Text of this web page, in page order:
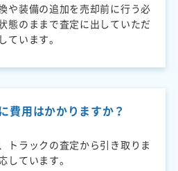
や装備の追加を売却前に行う必
態のままで査定に出していただ
ています。
費用はかかりますか？
トラックの査定から引き取りま
しています。